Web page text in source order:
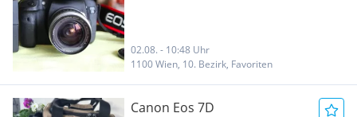
02.08. - 10:48 Uhr
1100 Wien, 10. Bezirk, Favoriten
Canon Eos 7D